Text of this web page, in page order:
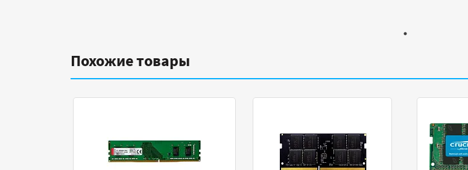
Похожие товары